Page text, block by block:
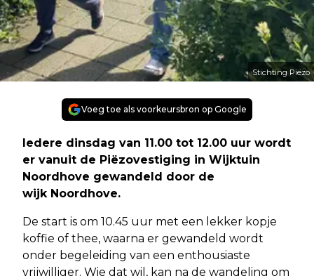
Stichting Piëzo
Voeg toe als voorkeursbron op Google
Iedere dinsdag van 11.00 tot 12.00 uur wordt
er vanuit de Piëzovestiging in Wijktuin
Noordhove gewandeld door de
wijk Noordhove.
De start is om 10.45 uur met een lekker kopje
koffie of thee, waarna er gewandeld wordt
onder begeleiding van een enthousiaste
vrijwilliger. Wie dat wil, kan na de wandeling om